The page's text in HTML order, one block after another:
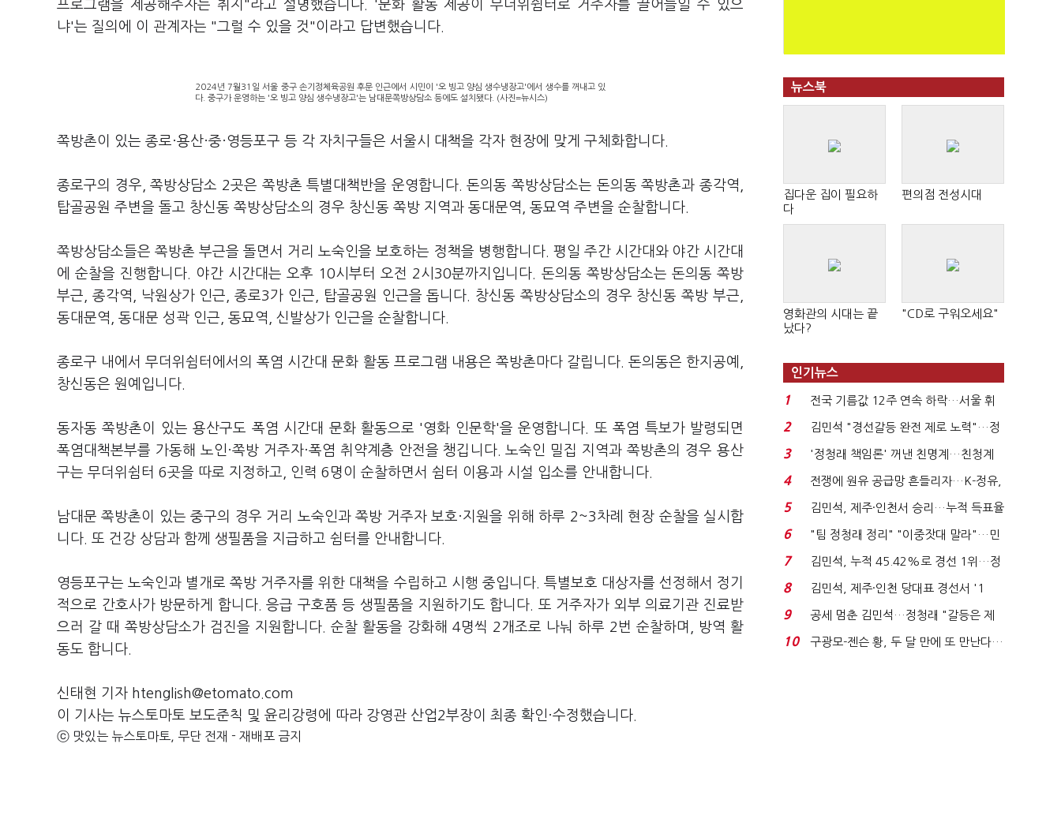
프로그램을 제공해주자는 취지"라고 설명했습니다. '문화 활동 제공이 무더위쉼터로 거주자를 끌어들일 수 있으
냐'는 질의에 이 관계자는 "그럴 수 있을 것"이라고 답변했습니다.
2024년 7월31일 서울 중구 손기정체육공원 후문 인근에서 시민이 '오 빙고 양심 생수냉장고'에서 생수를 꺼내고 있
다. 중구가 운영하는 '오 빙고 양심 생수냉장고'는 남대문쪽방상담소 등에도 설치됐다. (사진=뉴시스)
쪽방촌이 있는 종로·용산·중·영등포구 등 각 자치구들은 서울시 대책을 각자 현장에 맞게 구체화합니다.
종로구의 경우, 쪽방상담소 2곳은 쪽방촌 특별대책반을 운영합니다. 돈의동 쪽방상담소는 돈의동 쪽방촌과 종각역,
탑골공원 주변을 돌고 창신동 쪽방상담소의 경우 창신동 쪽방 지역과 동대문역, 동묘역 주변을 순찰합니다.
쪽방상담소들은 쪽방촌 부근을 돌면서 거리 노숙인을 보호하는 정책을 병행합니다. 평일 주간 시간대와 야간 시간대
에 순찰을 진행합니다. 야간 시간대는 오후 10시부터 오전 2시30분까지입니다. 돈의동 쪽방상담소는 돈의동 쪽방
부근, 종각역, 낙원상가 인근, 종로3가 인근, 탑골공원 인근을 돕니다. 창신동 쪽방상담소의 경우 창신동 쪽방 부근,
동대문역, 동대문 성곽 인근, 동묘역, 신발상가 인근을 순찰합니다.
종로구 내에서 무더위쉼터에서의 폭염 시간대 문화 활동 프로그램 내용은 쪽방촌마다 갈립니다. 돈의동은 한지공예,
창신동은 원예입니다.
동자동 쪽방촌이 있는 용산구도 폭염 시간대 문화 활동으로 '영화 인문학'을 운영합니다. 또 폭염 특보가 발령되면
폭염대책본부를 가동해 노인·쪽방 거주자·폭염 취약계층 안전을 챙깁니다. 노숙인 밀집 지역과 쪽방촌의 경우 용산
구는 무더위쉼터 6곳을 따로 지정하고, 인력 6명이 순찰하면서 쉼터 이용과 시설 입소를 안내합니다.
남대문 쪽방촌이 있는 중구의 경우 거리 노숙인과 쪽방 거주자 보호·지원을 위해 하루 2~3차례 현장 순찰을 실시합
니다. 또 건강 상담과 함께 생필품을 지급하고 쉼터를 안내합니다.
영등포구는 노숙인과 별개로 쪽방 거주자를 위한 대책을 수립하고 시행 중입니다. 특별보호 대상자를 선정해서 정기
적으로 간호사가 방문하게 합니다. 응급 구호품 등 생필품을 지원하기도 합니다. 또 거주자가 외부 의료기관 진료받
으러 갈 때 쪽방상담소가 검진을 지원합니다. 순찰 활동을 강화해 4명씩 2개조로 나눠 하루 2번 순찰하며, 방역 활
동도 합니다.
신태현 기자 htenglish@etomato.com
이 기사는 뉴스토마토 보도준칙 및 윤리강령에 따라 강영관 산업2부장이 최종 확인·수정했습니다.
ⓒ 맛있는 뉴스토마토, 무단 전재 - 재배포 금지
뉴스북
집다운 집이 필요하
다
편의점 전성시대
영화관의 시대는 끝
났다?
"CD로 구워오세요"
인기뉴스
1
전국 기름값 12주 연속 하락…서울 휘
발윳값 1909원...
2
김민석 "경선갈등 완전 제로 노력"…정
청래 "반명 공세 사...
3
'정청래 책임론' 꺼낸 친명계…친청계
는 추가투표 때리기...
4
전쟁에 원유 공급망 흔들리자…K-정유,
에너지안보 핵심...
5
김민석, 제주·인천서 승리…누적 득표율
'1위 탈환'(종합)...
6
"팀 정청래 정리" "이중잣대 말라"…민
주 최고위원 계파 다...
7
김민석, 누적 45.42%로 경선 1위…정
청래와 격차 0.86%p(...
8
김민석, 제주·인천 당대표 경선서 '1
위'(1보)...
9
공세 멈춘 김민석…정청래 "갈등은 제
가 수습"
10
구광모-젠슨 황, 두 달 만에 또 만난다…